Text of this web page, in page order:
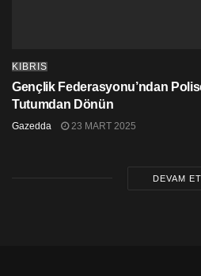
KIBRIS
Gençlik Federasyonu’ndan
Tutumdan Dönün
Gazedda 23 MART 2025
DEVAM ET